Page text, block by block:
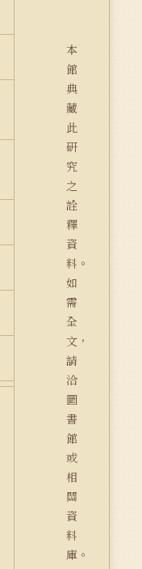
本
館
典
藏
此
研
究
之
詮
釋
資
料。
如
需
全
文，
請
洽
圖
書
館
或
相
關
資
料
庫。